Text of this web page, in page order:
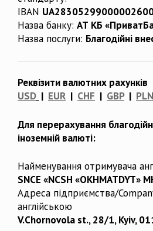
IBAN
Назва банку: АТ КБ
Назва послуги: Благодійні
Реквізити валютних рахунків
USD | EUR | CHF | GBP| PLN
Для перерахування
іноземній валюті:
Найменування отримувача
SNCE «NCSH «OKHMATDYT»
Адреса підприємства/
англійською
V.Chornovola st., 28/1, Kyiv,